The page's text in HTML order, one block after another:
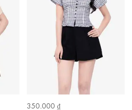
350.000 ₫